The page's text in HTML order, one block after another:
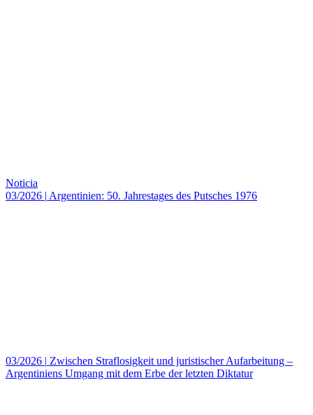
Noticia
03/2026 | Argentinien: 50. Jahrestages des Putsches 1976
03/2026 | Zwischen Straflosigkeit und juristischer Aufarbeitung –
Argentiniens Umgang mit dem Erbe der letzten Diktatur